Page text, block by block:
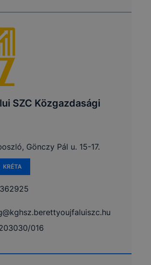
SZC Közgazdasági
Gönczy Pál u. 15-17.
KRÉTA
016